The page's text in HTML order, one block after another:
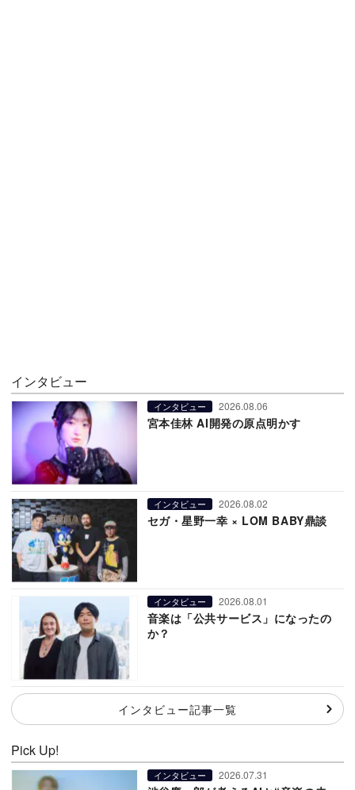
インタビュー
インタビュー 2026.08.06
宮本佳林 AI開発の原点明かす
インタビュー 2026.08.02
セガ・星野一幸 × LOM BABY鼎談
インタビュー 2026.08.01
音楽は「公共サービス」になったの
か？
インタビュー記事一覧
Pick Up!
インタビュー 2026.07.31